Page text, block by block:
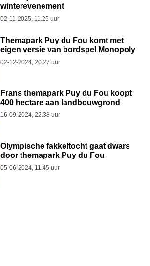
winterevenement
02-11-2025, 11.25 uur
Themapark Puy du Fou komt met
eigen versie van bordspel Monopoly
02-12-2024, 20.27 uur
Frans themapark Puy du Fou koopt
400 hectare aan landbouwgrond
16-09-2024, 22.38 uur
Olympische fakkeltocht gaat dwars
door themapark Puy du Fou
05-06-2024, 11.45 uur